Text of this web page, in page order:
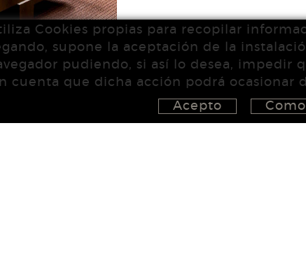
Cookies propias para recopilar
supone la aceptación de la
pudiendo, si así lo desea, impedir
cuenta que dicha acción podrá ocasionar
Acepto